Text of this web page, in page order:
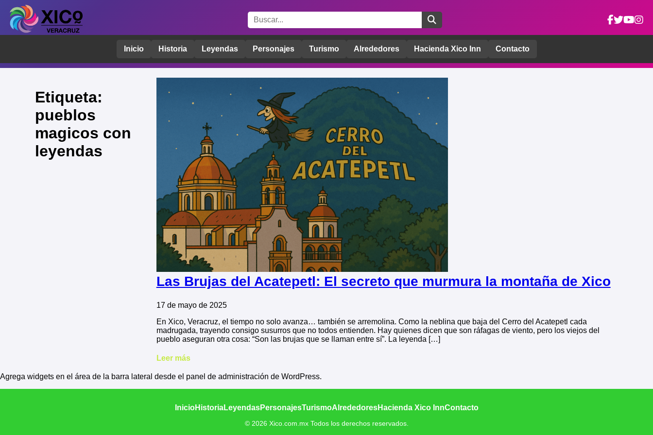
Inicio Historia Leyendas Personajes Turismo Alrededores Hacienda Xico Inn Contacto
Etiqueta:
pueblos
magicos con
leyendas
Las Brujas del Acatepetl: El secreto que murmura la montaña de Xico
17 de mayo de 2025
En Xico, Veracruz, el tiempo no solo avanza… también se arremolina. Como la neblina que baja del Cerro del Acatepetl cada
madrugada, trayendo consigo susurros que no todos entienden. Hay quienes dicen que son ráfagas de viento, pero los viejos del
pueblo aseguran otra cosa: “Son las brujas que se llaman entre sí”. La leyenda […]
Leer más
Agrega widgets en el área de la barra lateral desde el panel de administración de WordPress.
InicioHistoriaLeyendasPersonajesTurismoAlrededoresHacienda Xico InnContacto
© 2026 Xico.com.mx Todos los derechos reservados.